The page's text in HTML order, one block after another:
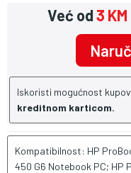
Već od3 KM
Iskoristi mogućnost
kreditnom karticom.
Kompatibilnost: HP
450 G6 Notebook PC; HP